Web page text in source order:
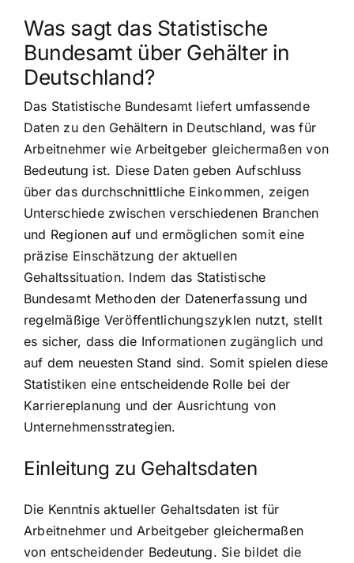
Was sagt das Statistische
Bundesamt über Gehälter in
Deutschland?
Das Statistische Bundesamt liefert umfassende
Daten zu den Gehältern in Deutschland, was für
Arbeitnehmer wie Arbeitgeber gleichermaßen von
Bedeutung ist. Diese Daten geben Aufschluss
über das durchschnittliche Einkommen, zeigen
Unterschiede zwischen verschiedenen Branchen
und Regionen auf und ermöglichen somit eine
präzise Einschätzung der aktuellen
Gehaltssituation. Indem das Statistische
Bundesamt Methoden der Datenerfassung und
regelmäßige Veröffentlichungszyklen nutzt, stellt
es sicher, dass die Informationen zugänglich und
auf dem neuesten Stand sind. Somit spielen diese
Statistiken eine entscheidende Rolle bei der
Karriereplanung und der Ausrichtung von
Unternehmensstrategien.
Einleitung zu Gehaltsdaten
Die Kenntnis aktueller Gehaltsdaten ist für
Arbeitnehmer und Arbeitgeber gleichermaßen
von entscheidender Bedeutung. Sie bildet die